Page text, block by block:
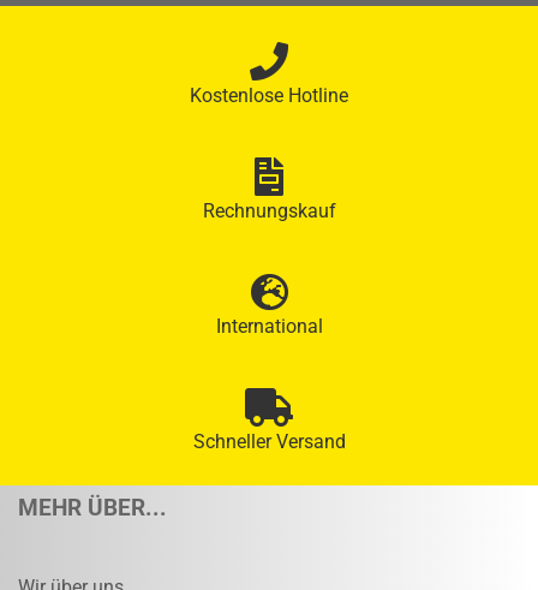
Kostenlose Hotline
Rechnungskauf
International
Schneller Versand
MEHR ÜBER...